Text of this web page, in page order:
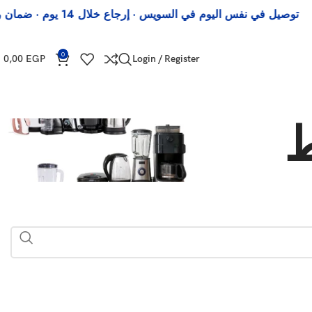
Login / Register
0
0,00 EGP
في نفس اليوم في السويس · إرجاع خلال 14 يوم · ضمان رسمي